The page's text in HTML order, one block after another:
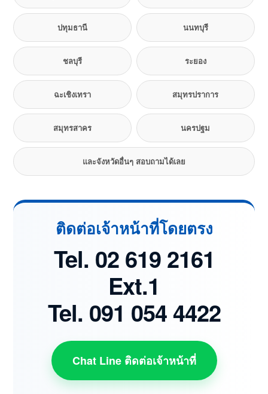
ปทุมธานี นนทบุรี
ชลบุรี ระยอง
ฉะเชิงเทรา สมุทรปราการ
สมุทรสาคร นครปฐม
และจังหวัดอื่นๆ สอบถามได้เลย
ติดต่อเจ้าหน้าที่โดยตรง
Tel. 02 619 2161
Ext.1
Tel. 091 054 4422
Chat Line ติดต่อเจ้าหน้าที่